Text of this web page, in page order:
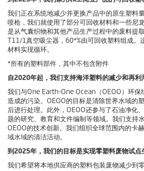
我们正在系统地减少并更换产品中的原生塑料
喷枪，我们就使用了部分可回收材料和一些尼
是从气囊织物和其他产品生产过程中的废料提
T11/1真空吸尘器，60*%由可回收塑料组成。
材料实现循环。
*所有的塑料部件，其中不包含附件
自2020年起，我们支持海洋塑料的减少和再利
我们与One Earth-One Ocean（OEOO）环保
造成的污染。OEOO的目标是清除世界水域的
后进行处理。此外，OEOO还参与了石油净化
题的研究、教育和文件编制等领域。我们支持
OEOO的技术创新。我们组织全球范围内的卡
域水域的清洁活动。
到2025年，我们的目标是实现零塑料废物试点
我们希望将本地供应商的塑料包装废物减少到